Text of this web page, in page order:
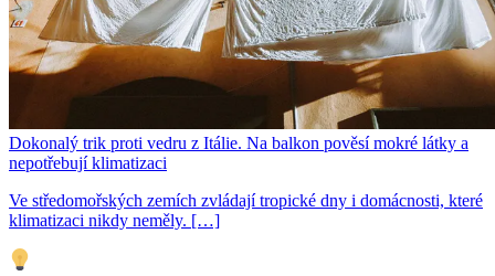
Dokonalý trik proti vedru z Itálie. Na balkon pověsí mokré látky a
nepotřebují klimatizaci
Ve středomořských zemích zvládají tropické dny i domácnosti, které
klimatizaci nikdy neměly. […]